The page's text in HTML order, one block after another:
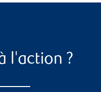
l'action ?